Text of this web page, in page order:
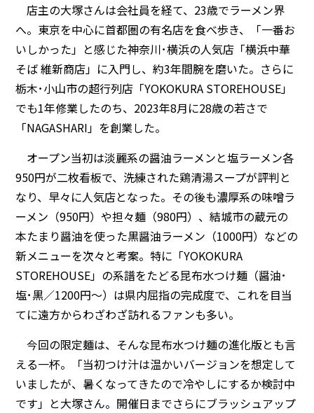
店主の大塚さんは会社員を経て、23歳でラーメン界
へ。東京を中心に首都圏の有名店を食べ歩き、「一番お
いしかった」と感じた神奈川･横浜の人気店「横浜中華
そば 維新商店」に入門し、約3年間腕を磨いた。さらに
栃木･小山市の超行列店「YOKOKURA STOREHOUSE」
でも1年修業したのち、2023年8月に28歳の若さで
「NAGASHARI」を創業した。
オープン当初は淡麗系の醤油ラーメンと塩ラーメン各
950円が二枚看板で、洗練された鶏清湯スープが評判と
なり、早々に人気店となった。その後も濃厚系の味噌ラ
ーメン（950円）や担々麺（980円）、結城市の蔵元の
本たまり醤油を使った黒醤油ラーメン（1000円）などの
新メニューを次々と考案。特に「YOKOKURA
STOREHOUSE」の系譜をたどる昆布水つけ麺（醤油･
塩･黒／1200円～）は県内屈指の完成度で、これを目当
てに遠方からわざわざ訪れるファンも多い。
今回の限定麺は、そんな昆布水つけ麺の進化版とも言
える一杯。「当初つけ汁は温かいバージョンを想定して
いましたが、暑くなってきたので冷やしにするか検討中
です」と大塚さん。開催日までさらにブラッシュアップ